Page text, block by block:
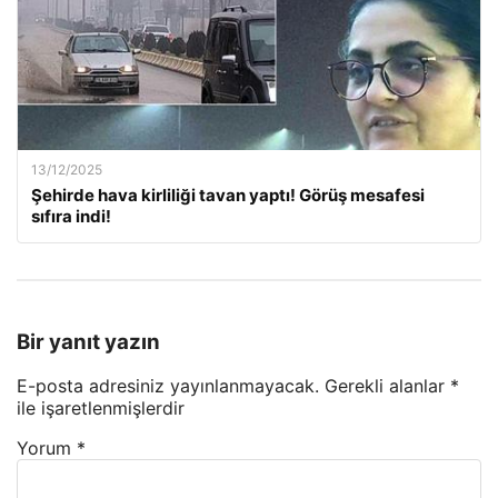
13/12/2025
Şehirde hava kirliliği tavan yaptı! Görüş mesafesi
sıfıra indi!
Bir yanıt yazın
E-posta adresiniz yayınlanmayacak. Gerekli alanlar *
ile işaretlenmişlerdir
Yorum *